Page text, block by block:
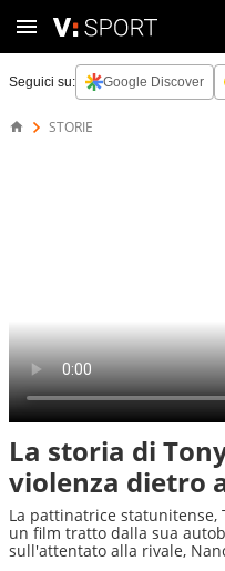
Seguici su: Google Discover
STORIE
La storia di
violenza dietro
La pattinatrice statunitense,
un film tratto dalla sua
sull'attentato alla rivale,